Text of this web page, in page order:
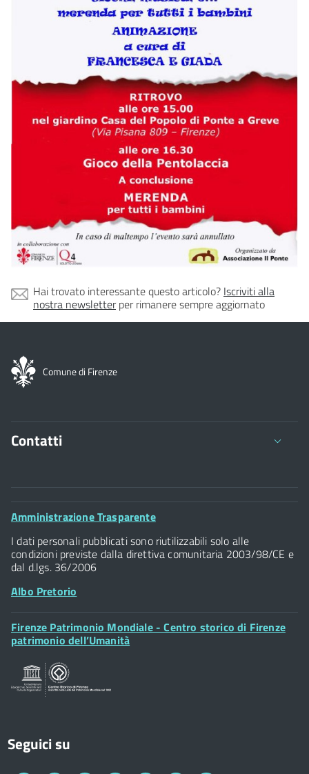
Hai trovato interessante questo articolo? Iscriviti alla
nostra newsletterper rimanere sempre aggiornato
Comune di Firenze
Contatti
Comune di Firenze
Palazzo Vecchio
Piazza della Signoria - 50122, Firenze
P.IVA 01307110484
Posta Elettronica Certificata
Footer
Amministrazione Trasparente
I dati personali pubblicati sono riutilizzabili solo alle
condizioni previste dalla direttiva comunitaria 2003/98/CE e
dal d.lgs. 36/2006
Albo Pretorio
Footer
Widget
Firenze Patrimonio Mondiale - Centro storico di Firenze
patrimonio dell’Umanità
Seguici su